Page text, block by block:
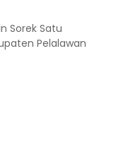
Sorek Satu
Pelalawan